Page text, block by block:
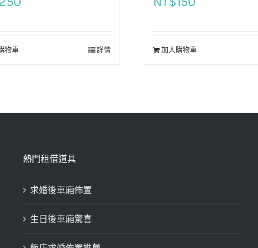
物車 詳情 加入購物車
熱門租借道具
求婚後車廂佈置
生日後車廂驚喜